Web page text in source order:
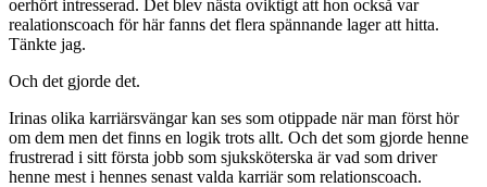
oerhört intresserad. Det blev nästa oviktigt att hon också var
realationscoach för här fanns det flera spännande lager att hitta.
Tänkte jag.
Och det gjorde det.
Irinas olika karriärsvängar kan ses som otippade när man först hör
om dem men det finns en logik trots allt. Och det som gjorde henne
frustrerad i sitt första jobb som sjuksköterska är vad som driver
henne mest i hennes senast valda karriär som relationscoach.